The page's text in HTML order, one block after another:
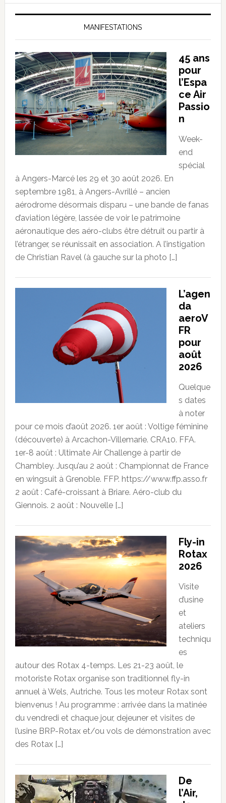
MANIFESTATIONS
45 ans
pour
l’Espa
ce Air
Passio
n
Week-
end
spécial
à Angers-Marcé les 29 et 30 août 2026. En
septembre 1981, à Angers-Avrillé – ancien
aérodrome désormais disparu – une bande de fanas
d’aviation légère, lassée de voir le patrimoine
aéronautique des aéro-clubs être détruit ou partir à
l’étranger, se réunissait en association. A l’instigation
de Christian Ravel (à gauche sur la photo […]
L’agen
da
aeroV
FR
pour
août
2026
Quelque
s dates
à noter
pour ce mois d’août 2026. 1er août : Voltige féminine
(découverte) à Arcachon-Villemarie. CRA10. FFA.
1er-8 août : Ultimate Air Challenge à partir de
Chambley. Jusqu’au 2 août : Championnat de France
en wingsuit à Grenoble. FFP. https://www.ffp.asso.fr
2 août : Café-croissant à Briare. Aéro-club du
Giennois. 2 août : Nouvelle […]
Fly-in
Rotax
2026
Visite
d’usine
et
ateliers
techniqu
es
autour des Rotax 4-temps. Les 21-23 août, le
motoriste Rotax organise son traditionnel fly-in
annuel à Wels, Autriche. Tous les moteur Rotax sont
bienvenus ! Au programme : arrivée dans la matinée
du vendredi et chaque jour, dejeuner et visites de
l’usine BRP-Rotax et/ou vols de démonstration avec
des Rotax […]
De
l’Air,